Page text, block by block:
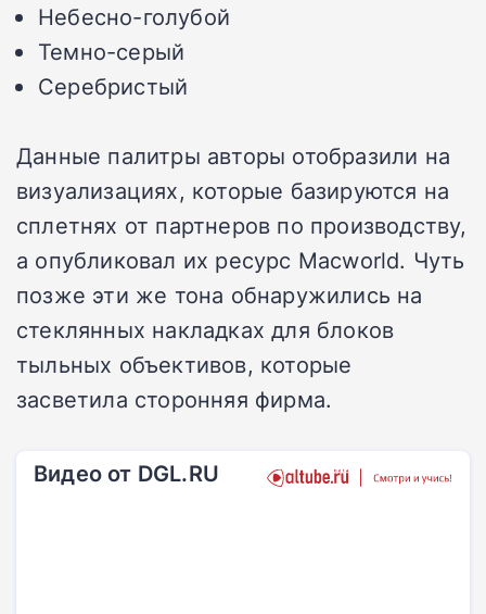
Небесно-голубой
Темно-серый
Серебристый
Данные палитры авторы отобразили на
визуализациях, которые базируются на
сплетнях от партнеров по производству,
а опубликовал их ресурс Macworld. Чуть
позже эти же тона обнаружились на
стеклянных накладках для блоков
тыльных объективов, которые
засветила сторонняя фирма.
Видео от DGL.RU